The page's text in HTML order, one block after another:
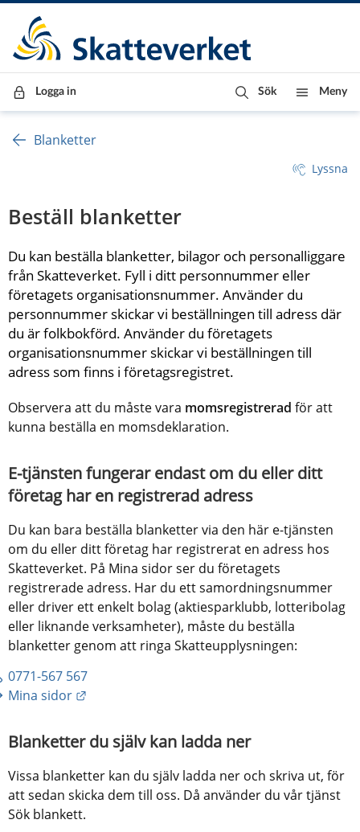
Till innehåll
Till navigationen
Till chattrobot
Logga in Sök Meny
Blanketter
Lyssna
Beställ blanketter
Du kan beställa blanketter, bilagor och personalliggare
från Skatteverket. Fyll i ditt personnummer eller
företagets organisationsnummer. Använder du
personnummer skickar vi beställningen till adress där
du är folkbokförd. Använder du företagets
organisationsnummer skickar vi beställningen till
adress som finns i företagsregistret.
Observera att du måste vara momsregistrerad för att
kunna beställa en momsdeklaration.
E-tjänsten fungerar endast om du eller ditt
företag har en registrerad adress
Du kan bara beställa blanketter via den här e-tjänsten
om du eller ditt företag har registrerat en adress hos
Skatteverket. På Mina sidor ser du företagets
registrerade adress. Har du ett samordningsnummer
eller driver ett enkelt bolag (aktiesparklubb, lotteribolag
eller liknande verksamheter), måste du beställa
blanketter genom att ringa Skatteupplysningen:
0771-567 567
Mina sidor
Blanketter du själv kan ladda ner
Vissa blanketter kan du själv ladda ner och skriva ut, för
att sedan skicka dem till oss. Då använder du vår tjänst
Sök blankett.